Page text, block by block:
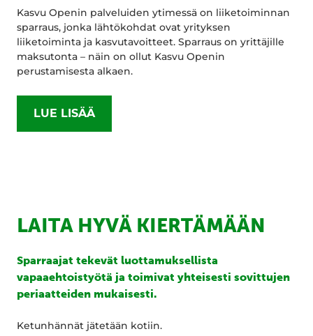
Kasvu Openin palveluiden ytimessä on liiketoiminnan
sparraus, jonka lähtökohdat ovat yrityksen
liiketoiminta ja kasvutavoitteet. Sparraus on yrittäjille
maksutonta – näin on ollut Kasvu Openin
perustamisesta alkaen.
LUE LISÄÄ
LAITA HYVÄ KIERTÄMÄÄN
Sparraajat tekevät luottamuksellista
vapaaehtoistyötä ja toimivat yhteisesti sovittujen
periaatteiden mukaisesti.
Ketunhännät jätetään kotiin.